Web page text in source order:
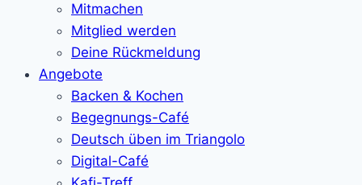
Mitmachen
Mitglied werden
Deine Rückmeldung
Angebote
Backen & Kochen
Begegnungs-Café
Deutsch üben im Triangolo
Digital-Café